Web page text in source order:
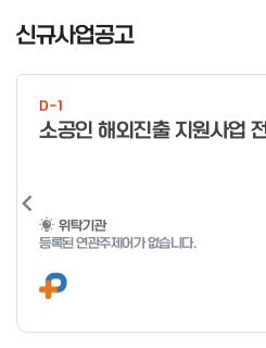
신규사업공고
D-1
소공인 해외진출 지원사업
위탁기관
등록된 연관주제어가 없습니다.